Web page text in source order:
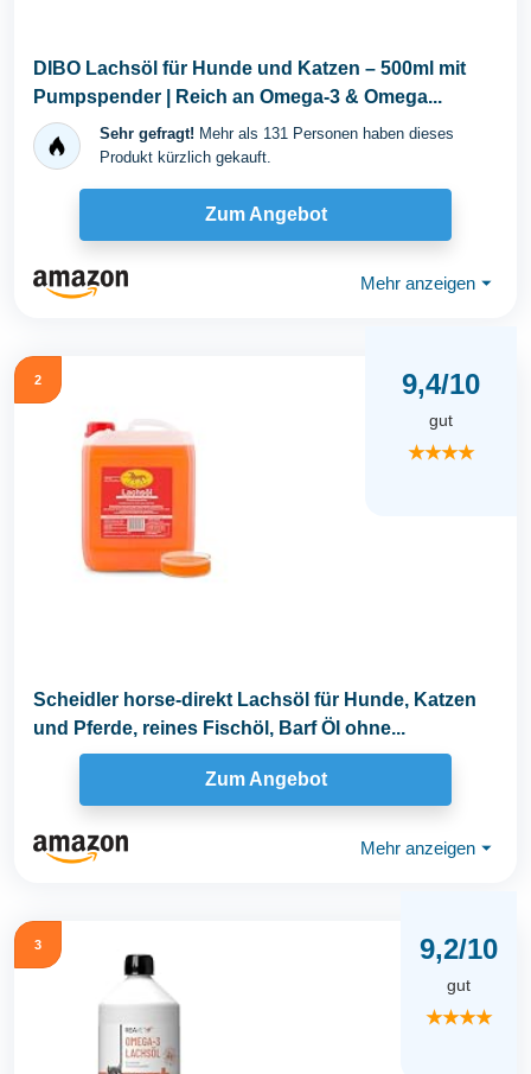
DIBO Lachsöl für Hunde und Katzen – 500ml mit
Pumpspender | Reich an Omega-3 & Omega...
Sehr gefragt! Mehr als 131 Personen haben dieses
Produkt kürzlich gekauft.
Zum Angebot
Mehr anzeigen ⏷
2 9,4/10
gut
★★★★
Scheidler horse-direkt Lachsöl für Hunde, Katzen
und Pferde, reines Fischöl, Barf Öl ohne...
Zum Angebot
Mehr anzeigen ⏷
3 9,2/10
gut
★★★★